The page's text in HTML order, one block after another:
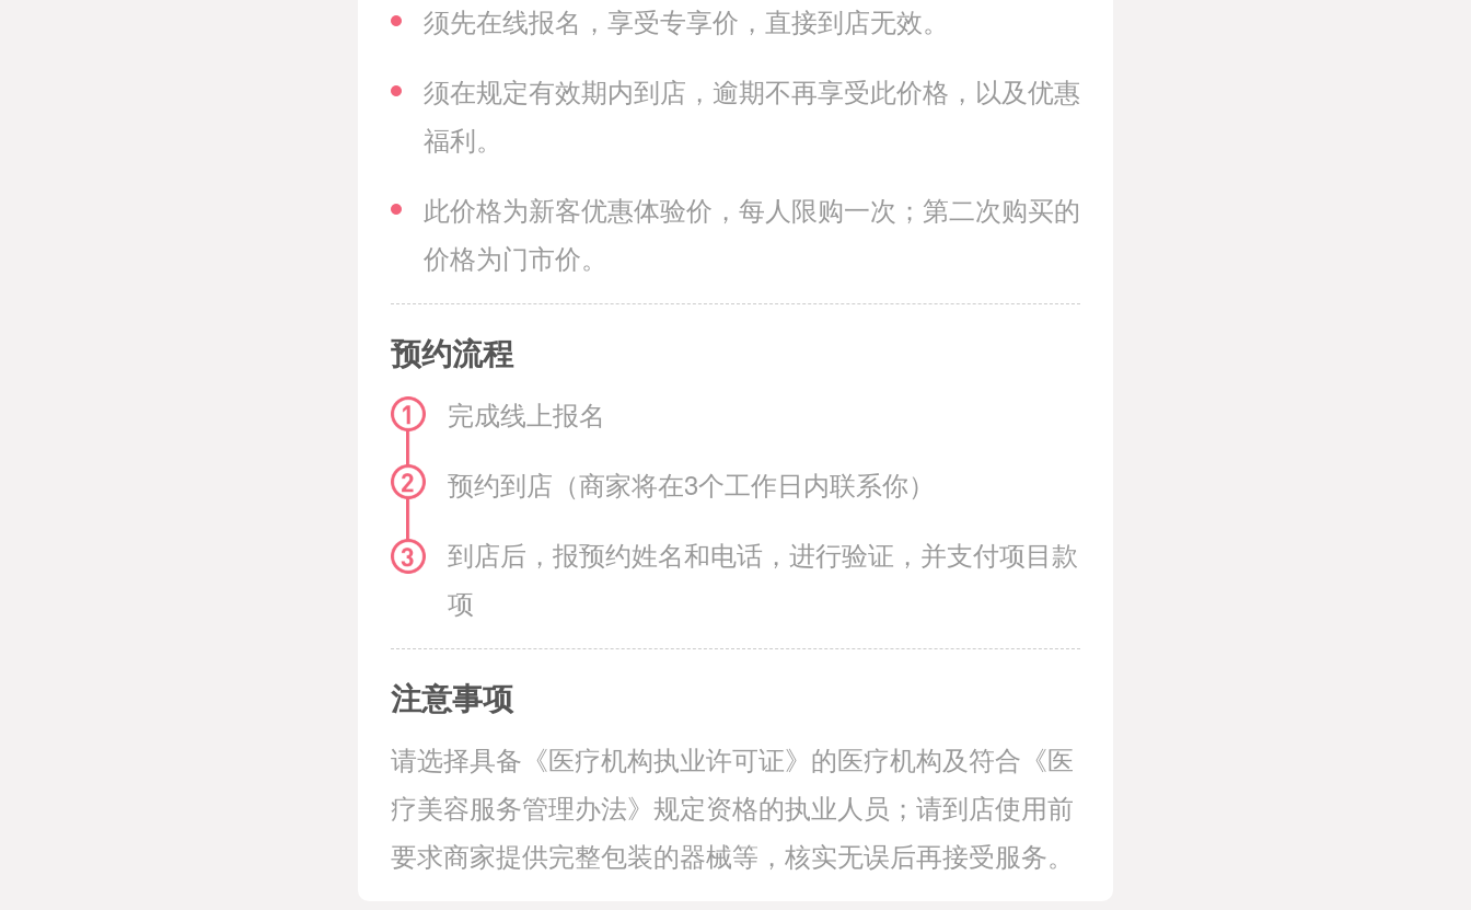
须先在线报名，享受专享价，直接到店无效。
须在规定有效期内到店，逾期不再享受此价格，以及优惠
福利。
此价格为新客优惠体验价，每人限购一次；第二次购买的
价格为门市价。
预约流程
完成线上报名
预约到店（商家将在3个工作日内联系你）
到店后，报预约姓名和电话，进行验证，并支付项目款
项
注意事项
请选择具备《医疗机构执业许可证》的医疗机构及符合《医
疗美容服务管理办法》规定资格的执业人员；请到店使用前
要求商家提供完整包装的器械等，核实无误后再接受服务。